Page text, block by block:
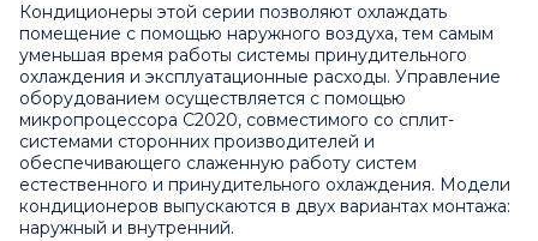
Кондиционеры этой серии позволяют охлаждать
помещение с помощью наружного воздуха, тем самым
уменьшая время работы системы принудительного
охлаждения и эксплуатационные расходы. Управление
оборудованием осуществляется с помощью
микропроцессора С2020, совместимого со сплит-
системами сторонних производителей и
обеспечивающего слаженную работу систем
естественного и принудительного охлаждения. Модели
кондиционеров выпускаются в двух вариантах монтажа:
наружный и внутренний.